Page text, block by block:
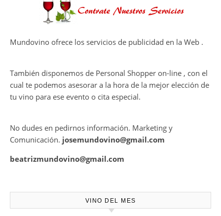
Mundovino ofrece los servicios de publicidad en la Web .
También disponemos de Personal Shopper on-line , con el
cual te podemos asesorar a la hora de la mejor elección de
tu vino para ese evento o cita especial.
No dudes en pedirnos información. Marketing y
Comunicación. josemundovino@gmail.com
beatrizmundovino@gmail.com
VINO DEL MES